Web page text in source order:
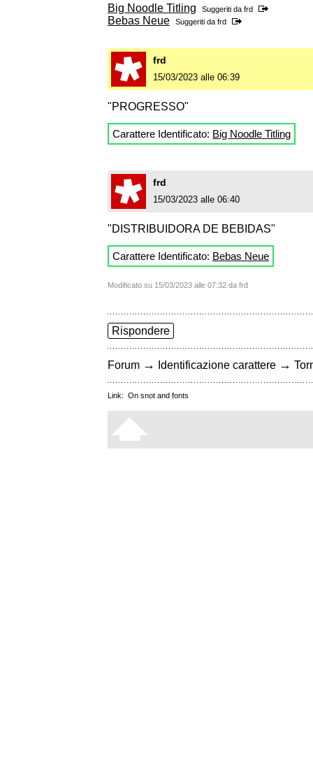
Big Noodle Titling Suggeriti da frd
Bebas Neue Suggeriti da frd
frd
15/03/2023 alle 06:39
"PROGRESSO"
Carattere Identificato: Big Noodle Titling
frd
15/03/2023 alle 06:40
"DISTRIBUIDORA DE BEBIDAS"
Carattere Identificato: Bebas Neue
Modificato su 15/03/2023 alle 07:32 da frd
Rispondere
Forum → Identificazione carattere →
Link: On snot and fonts